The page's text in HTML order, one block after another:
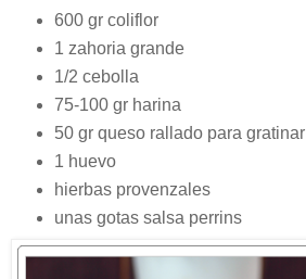
600 gr coliflor
1 zahoria grande
1/2 cebolla
75-100 gr harina
50 gr queso rallado para gratinar
1 huevo
hierbas provenzales
unas gotas salsa perrins